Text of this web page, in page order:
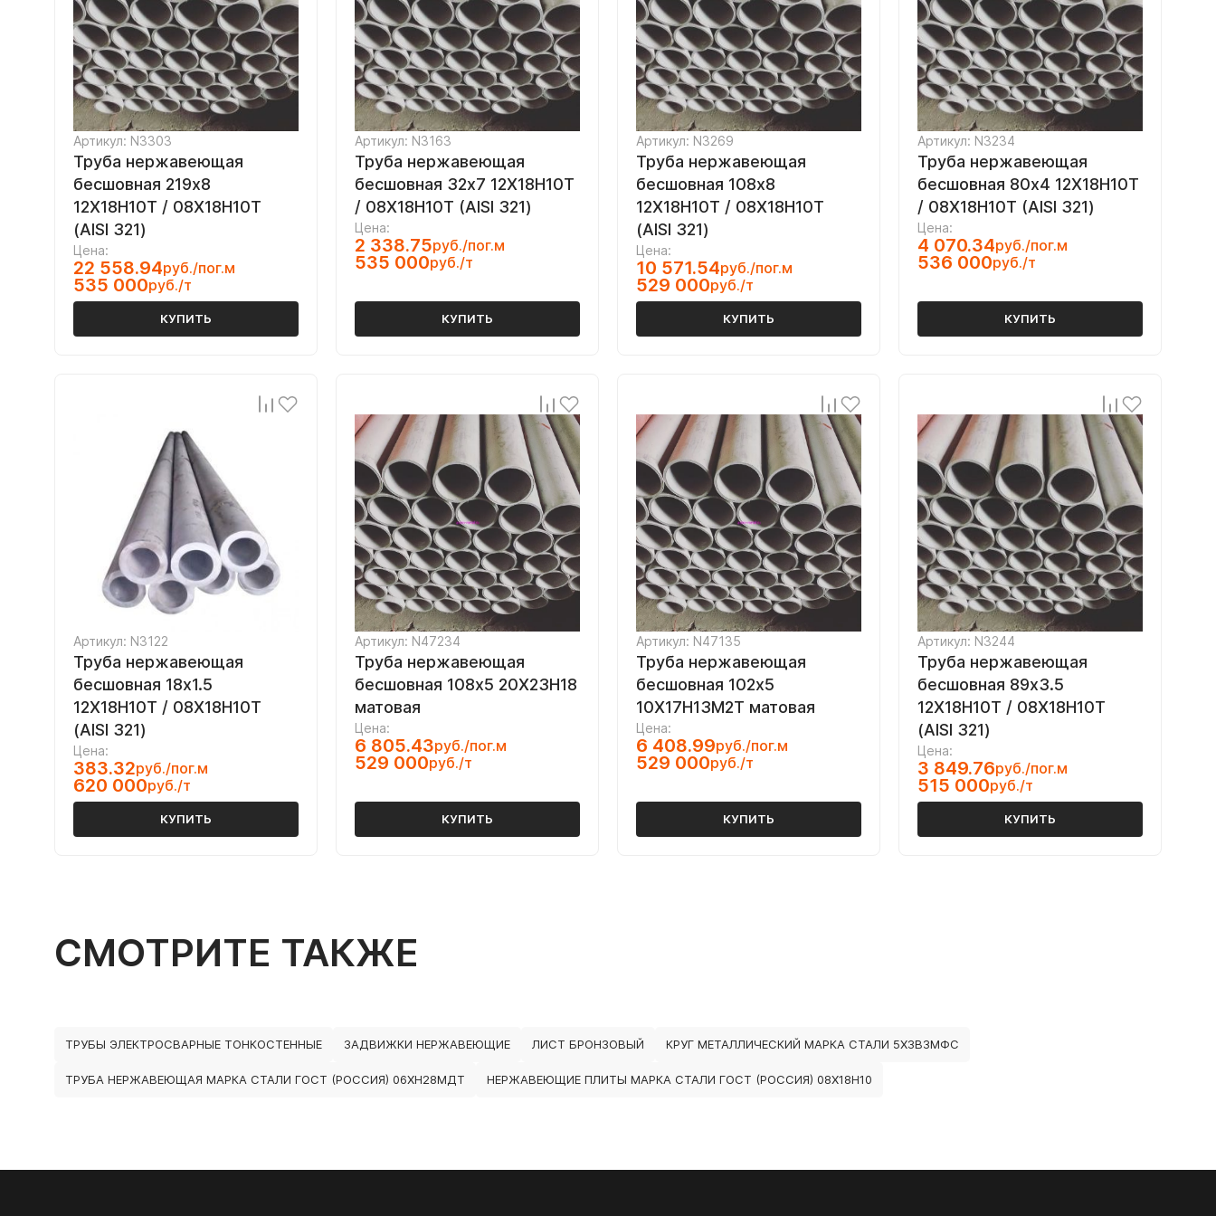
Артикул: N3303
Труба нержавеющая
бесшовная 219х8
12Х18Н10Т / 08Х18Н10Т
(AISI 321)
Цена:
22 558.94руб./пог.м
535 000руб./т
КУПИТЬ
Артикул: N3163
Труба нержавеющая
бесшовная 32х7 12Х18Н10Т
/ 08Х18Н10Т (AISI 321)
Цена:
2 338.75руб./пог.м
535 000руб./т
КУПИТЬ
Артикул: N3269
Труба нержавеющая
бесшовная 108х8
12Х18Н10Т / 08Х18Н10Т
(AISI 321)
Цена:
10 571.54руб./пог.м
529 000руб./т
КУПИТЬ
Артикул: N3234
Труба нержавеющая
бесшовная 80х4 12Х18Н10Т
/ 08Х18Н10Т (AISI 321)
Цена:
4 070.34руб./пог.м
536 000руб./т
КУПИТЬ
Артикул: N3122
Труба нержавеющая
бесшовная 18х1.5
12Х18Н10Т / 08Х18Н10Т
(AISI 321)
Цена:
383.32руб./пог.м
620 000руб./т
КУПИТЬ
Артикул: N47234
Труба нержавеющая
бесшовная 108х5 20Х23Н18
матовая
Цена:
6 805.43руб./пог.м
529 000руб./т
КУПИТЬ
Артикул: N47135
Труба нержавеющая
бесшовная 102х5
10Х17Н13М2Т матовая
Цена:
6 408.99руб./пог.м
529 000руб./т
КУПИТЬ
Артикул: N3244
Труба нержавеющая
бесшовная 89х3.5
12Х18Н10Т / 08Х18Н10Т
(AISI 321)
Цена:
3 849.76руб./пог.м
515 000руб./т
КУПИТЬ
СМОТРИТЕ ТАКЖЕ
ТРУБЫ ЭЛЕКТРОСВАРНЫЕ ТОНКОСТЕННЫЕ ЗАДВИЖКИ НЕРЖАВЕЮЩИЕ ЛИСТ БРОНЗОВЫЙ КРУГ МЕТАЛЛИЧЕСКИЙ МАРКА СТАЛИ 5Х3В3МФС
ТРУБА НЕРЖАВЕЮЩАЯ МАРКА СТАЛИ ГОСТ (РОССИЯ) 06ХН28МДТ НЕРЖАВЕЮЩИЕ ПЛИТЫ МАРКА СТАЛИ ГОСТ (РОССИЯ) 08Х18Н10